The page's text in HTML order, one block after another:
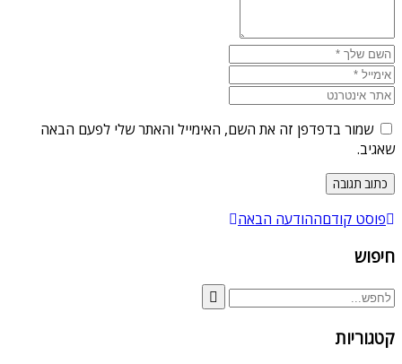
שמור בדפדפן זה את השם, האימייל והאתר שלי לפעם הבאה
שאגיב.
פוסט קודםההודעה הבאה
חיפוש
קטגוריות